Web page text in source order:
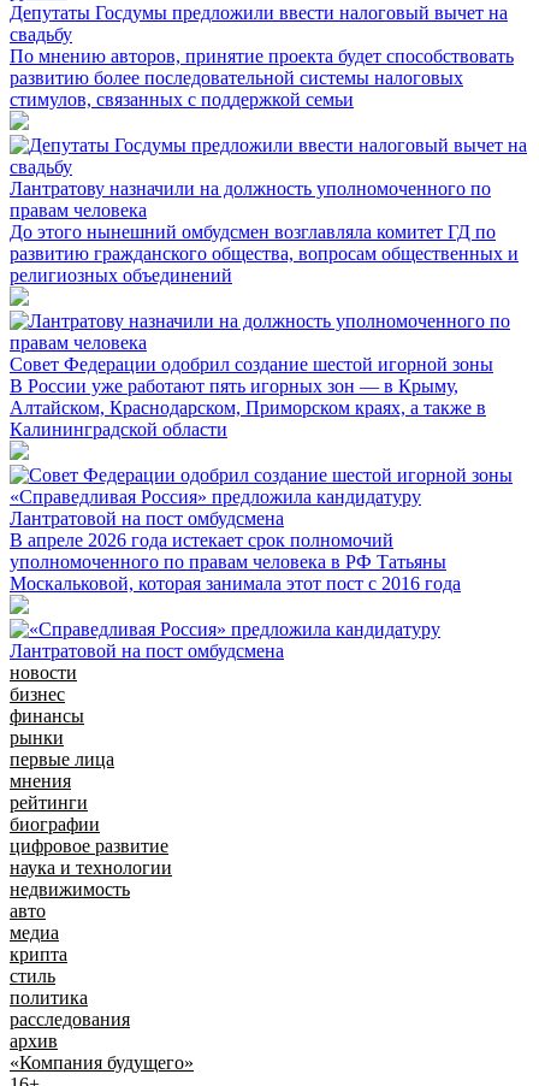
Депутаты Госдумы предложили ввести налоговый вычет на
свадьбу
По мнению авторов, принятие проекта будет способствовать
развитию более последовательной системы налоговых
стимулов, связанных с поддержкой семьи
Лантратову назначили на должность уполномоченного по
правам человека
До этого нынешний омбудсмен возглавляла комитет ГД по
развитию гражданского общества, вопросам общественных и
религиозных объединений
Совет Федерации одобрил создание шестой игорной зоны
В России уже работают пять игорных зон — в Крыму,
Алтайском, Краснодарском, Приморском краях, а также в
Калининградской области
«Справедливая Россия» предложила кандидатуру
Лантратовой на пост омбудсмена
В апреле 2026 года истекает срок полномочий
уполномоченного по правам человека в РФ Татьяны
Москальковой, которая занимала этот пост с 2016 года
новости
бизнес
финансы
рынки
первые лица
мнения
рейтинги
биографии
цифровое развитие
наука и технологии
недвижимость
авто
медиа
крипта
стиль
политика
расследования
архив
«Компания будущего»